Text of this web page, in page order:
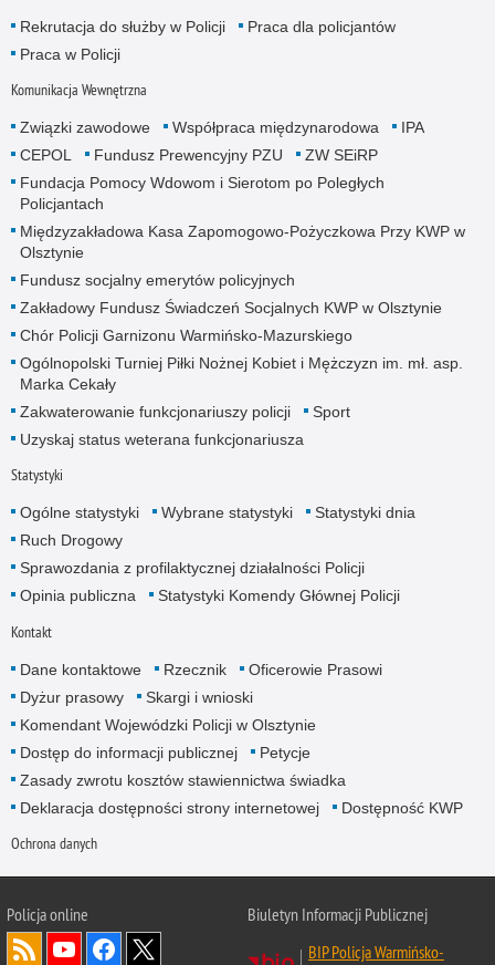
Rekrutacja do służby w Policji
Praca dla policjantów
Praca w Policji
Komunikacja Wewnętrzna
Związki zawodowe Współpraca międzynarodowa
IPA
CEPOL
Fundusz Prewencyjny PZU
ZW SEiRP
Fundacja Pomocy Wdowom i Sierotom po Poległych
Policjantach
Międzyzakładowa Kasa Zapomogowo-Pożyczkowa Przy KWP w
Olsztynie
Fundusz socjalny emerytów policyjnych
Zakładowy Fundusz Świadczeń Socjalnych KWP w Olsztynie
Chór Policji Garnizonu Warmińsko-Mazurskiego
Ogólnopolski Turniej Piłki Nożnej Kobiet i Mężczyzn im. mł. asp.
Marka Cekały
Zakwaterowanie funkcjonariuszy policji
Sport
Uzyskaj status weterana funkcjonariusza
Statystyki
Ogólne statystyki Wybrane statystyki
Statystyki dnia
Ruch Drogowy
Sprawozdania z profilaktycznej działalności Policji
Opinia publiczna
Statystyki Komendy Głównej Policji
Kontakt
Dane kontaktowe Rzecznik
Oficerowie Prasowi
Dyżur prasowy
Skargi i wnioski
Komendant Wojewódzki Policji w Olsztynie
Dostęp do informacji publicznej
Petycje
Zasady zwrotu kosztów stawiennictwa świadka
Deklaracja dostępności strony internetowej
Dostępność KWP
Ochrona danych
Policja online
Biuletyn Informacji Publicznej
BIP Policja Warmińsko-